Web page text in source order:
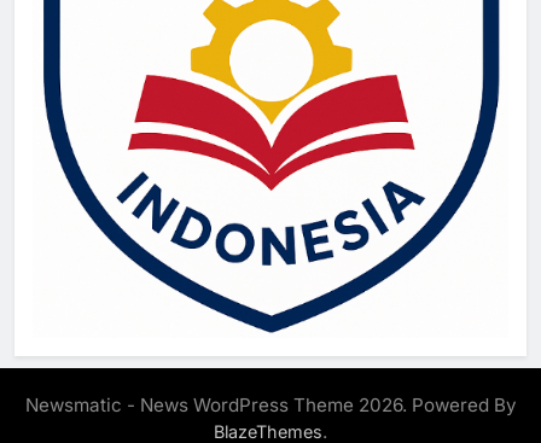
Newsmatic - News WordPress Theme 2026. Powered By
BlazeThemes.